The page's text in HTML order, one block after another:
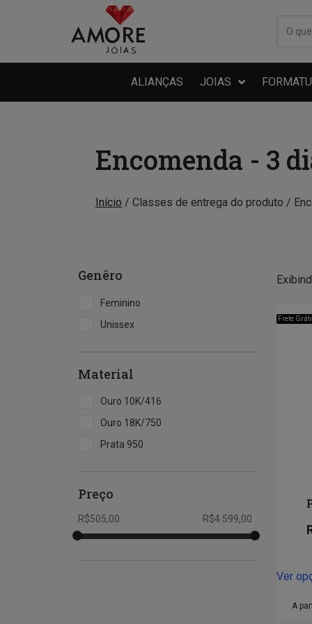
ALIANÇAS JOIAS
Encomenda - 3
Início / Classes de entrega do produto /
Genêro
Feminino
Unissex
Material
Ouro 10K/416
Ouro 18K/750
Prata 950
Preço
R$505,00 R$4.599,00
Frete
Ver
A